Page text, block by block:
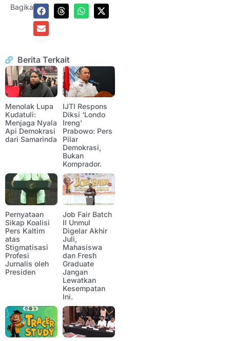
Bagikan:
Berita Terkait
Menolak Lupa
Kudatuli:
Menjaga Nyala
Api Demokrasi
dari Samarinda
IJTI Respons
Diksi ‘Londo
Ireng’
Prabowo: Pers
Pilar
Demokrasi,
Bukan
Komprador.
Pernyataan
Sikap Koalisi
Pers Kaltim
atas
Stigmatisasi
Profesi
Jurnalis oleh
Presiden
Job Fair Batch
II Unmul
Digelar Akhir
Juli,
Mahasiswa
dan Fresh
Graduate
Jangan
Lewatkan
Kesempatan
Ini.